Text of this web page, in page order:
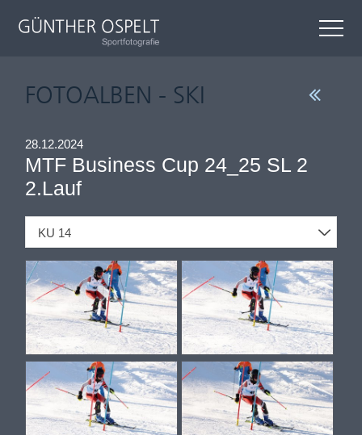
FOTOALBEN - SKI
28.12.2024
MTF Business Cup 24_25 SL 2
2.Lauf